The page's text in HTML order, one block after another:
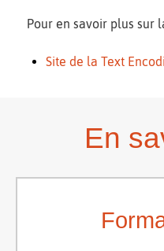
Pour en savoir plus sur
Site de la Text
En